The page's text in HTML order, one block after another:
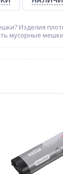
Изделия
мусорные